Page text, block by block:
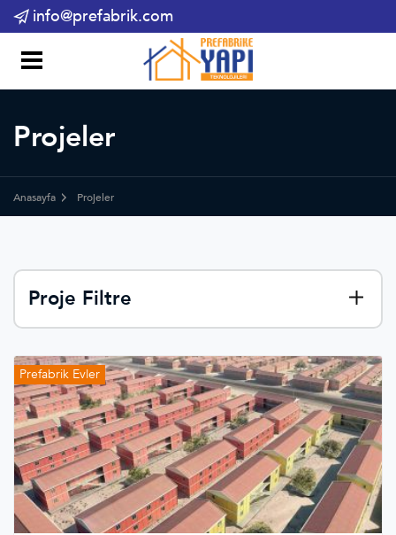
info@prefabrik.com
Projeler
Anasayfa Projeler
Proje Filtre
Prefabrik Evler